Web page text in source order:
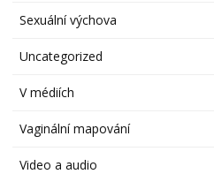
Sexuální výchova
Uncategorized
V médiích
Vaginální mapování
Video a audio